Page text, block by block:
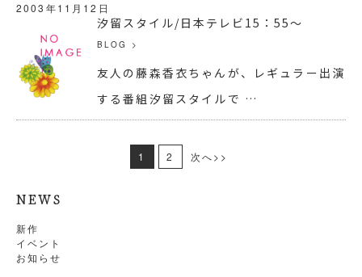
NEWS
新作
イベント
お知らせ
2003年11月12日
汐留スタイル/日本テレビ15：55～
BLOG >
友人の藤森香衣ちゃんが、レギュラー出演
する番組汐留スタイルで …
1 2 次へ>>